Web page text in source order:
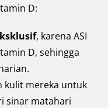
D:
, karena ASI
D, sehingga
kulit mereka untuk
sinar matahari